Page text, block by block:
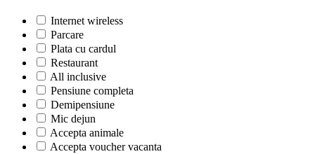
Internet wireless
Parcare
Plata cu cardul
Restaurant
All inclusive
Pensiune completa
Demipensiune
Mic dejun
Accepta animale
Accepta voucher vacanta